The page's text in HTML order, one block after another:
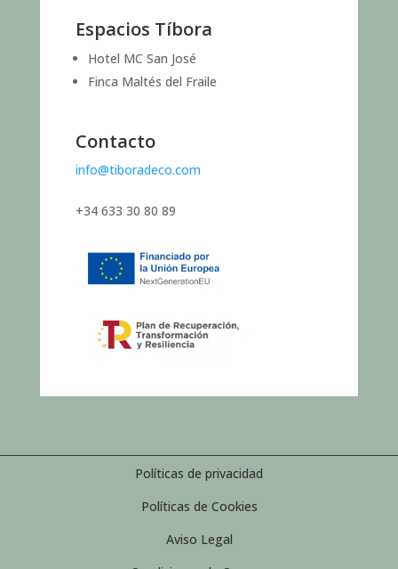
Espacios Tíbora
Hotel MC San José
Finca Maltés del Fraile
Contacto
info@tiboradeco.com
+34 633 30 80 89
Políticas de privacidad
Políticas de Cookies
Aviso Legal